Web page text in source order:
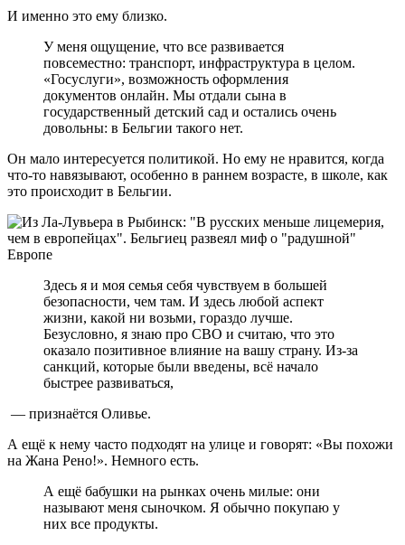
И именно это ему близко.
У меня ощущение, что все развивается
повсеместно: транспорт, инфраструктура в целом.
«Госуслуги», возможность оформления
документов онлайн. Мы отдали сына в
государственный детский сад и остались очень
довольны: в Бельгии такого нет.
Он мало интересуется политикой. Но ему не нравится, когда
что-то навязывают, особенно в раннем возрасте, в школе, как
это происходит в Бельгии.
Здесь я и моя семья себя чувствуем в большей
безопасности, чем там. И здесь любой аспект
жизни, какой ни возьми, гораздо лучше.
Безусловно, я знаю про СВО и считаю, что это
оказало позитивное влияние на вашу страну. Из-за
санкций, которые были введены, всё начало
быстрее развиваться,
— признаётся Оливье.
А ещё к нему часто подходят на улице и говорят: «Вы похожи
на Жана Рено!». Немного есть.
А ещё бабушки на рынках очень милые: они
называют меня сыночком. Я обычно покупаю у
них все продукты.